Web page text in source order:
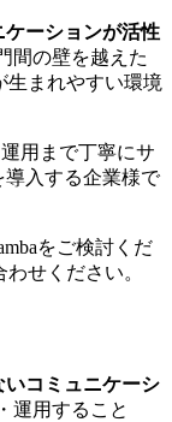
ケーションが活性
間の壁を越えた
生まれやすい環境
用まで丁寧にサ
導入する企業様で
をご検討くだ
せください。
いコミュニケーシ
運用すること